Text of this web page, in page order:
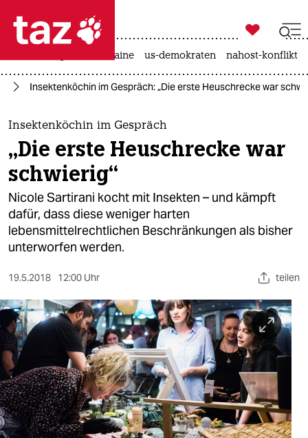
 taz zahl ich
taz zahl ich
themen
politik
öko
gesellschaft
kultur
sport
berlin
nord
wahrheit
verlag
verlag

taz zahl ich
krieg in der ukraine us-demokraten nahost-konflikt
Insektenköchin im Gespräch: „Die erste Heuschrecke war
Insektenköchin im Gespräch
„Die erste Heuschrecke war
schwierig“
Nicole Sartirani kocht mit Insekten – und kämpft
dafür, dass diese weniger harten
lebensmittelrechtlichen Beschränkungen als bisher
unterworfen werden.
19.5.2018 12:00 Uhr teilen